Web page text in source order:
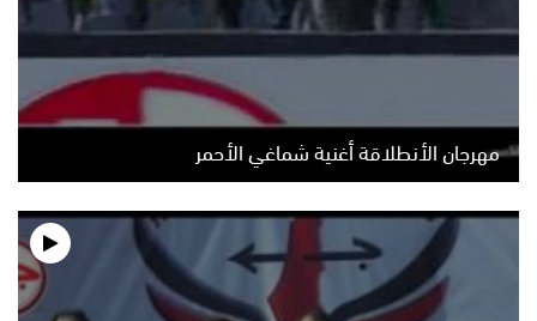
مهرجان الأنطلاقة أغنية شماغي الأحمر